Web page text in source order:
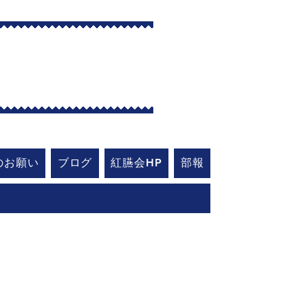
お願い ブログ 紅臙会HP 部報